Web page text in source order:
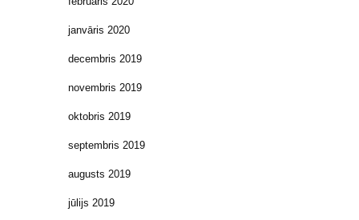
janvāris 2020
decembris 2019
novembris 2019
oktobris 2019
septembris 2019
augusts 2019
jūlijs 2019